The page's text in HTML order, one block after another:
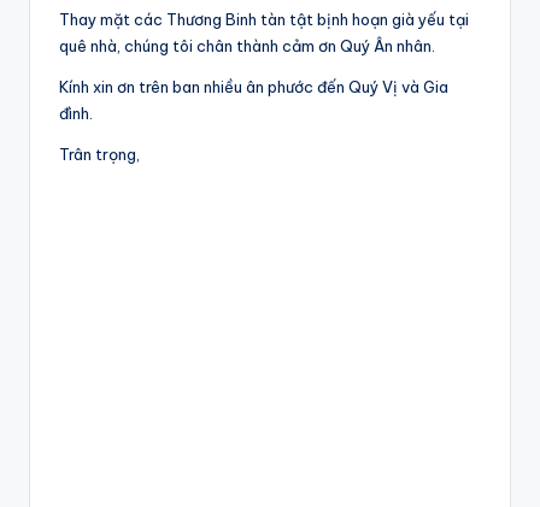
Thay mặt các Thương Binh tàn tật bịnh hoạn già yếu tại
quê nhà, chúng tôi chân thành cảm ơn Quý Ân nhân.
Kính xin ơn trên ban nhiều ân phước đến Quý Vị và Gia
đình.
Trân trọng,